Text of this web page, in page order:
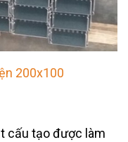
200x100
cấu tạo được làm